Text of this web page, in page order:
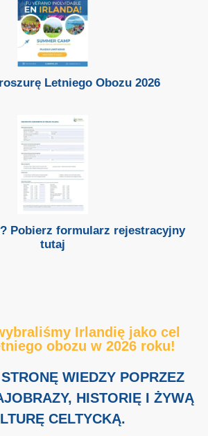
Letniego Obozu 2026
Pobierz formularz rejestracyjny
tutaj
Irlandię jako cel
obozu w 2026 roku!
WIEDZY POPRZEZ
HISTORIĘ I ŻYWĄ
CELTYCKĄ.